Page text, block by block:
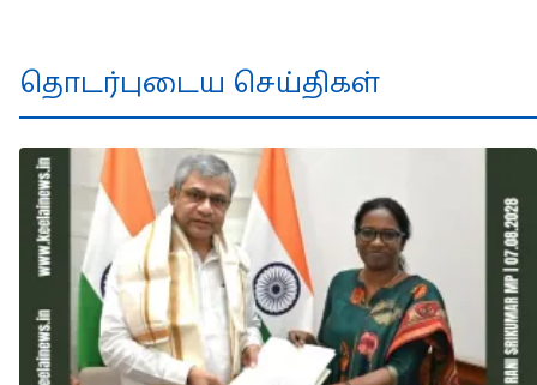
தொடர்புடைய செய்திகள்